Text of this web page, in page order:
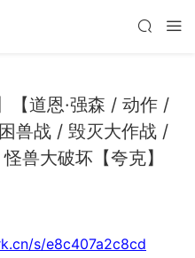
【道恩·强森 / 动作 /
兽战 / 毁灭大作战 /
兽大破坏【夸克】
s/e8c407a2c8cd